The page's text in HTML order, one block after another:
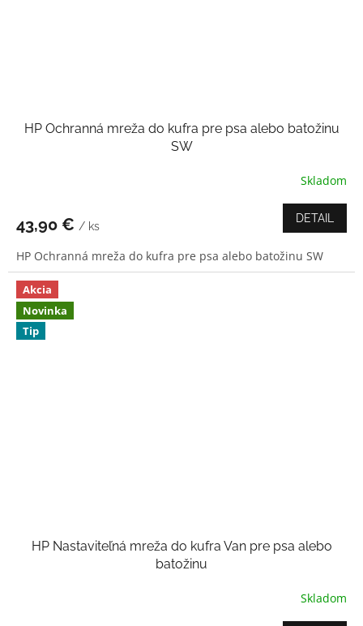
HP Ochranná mreža do kufra pre psa alebo batožinu
SW
je
z
5
hviezdičiek.
Skladom
43,90 € / ks
DETAIL
HP Ochranná mreža do kufra pre psa alebo batožinu SW
Akcia
Novinka
Tip
HP Nastaviteľná mreža do kufra Van pre psa alebo
batožinu
Skladom